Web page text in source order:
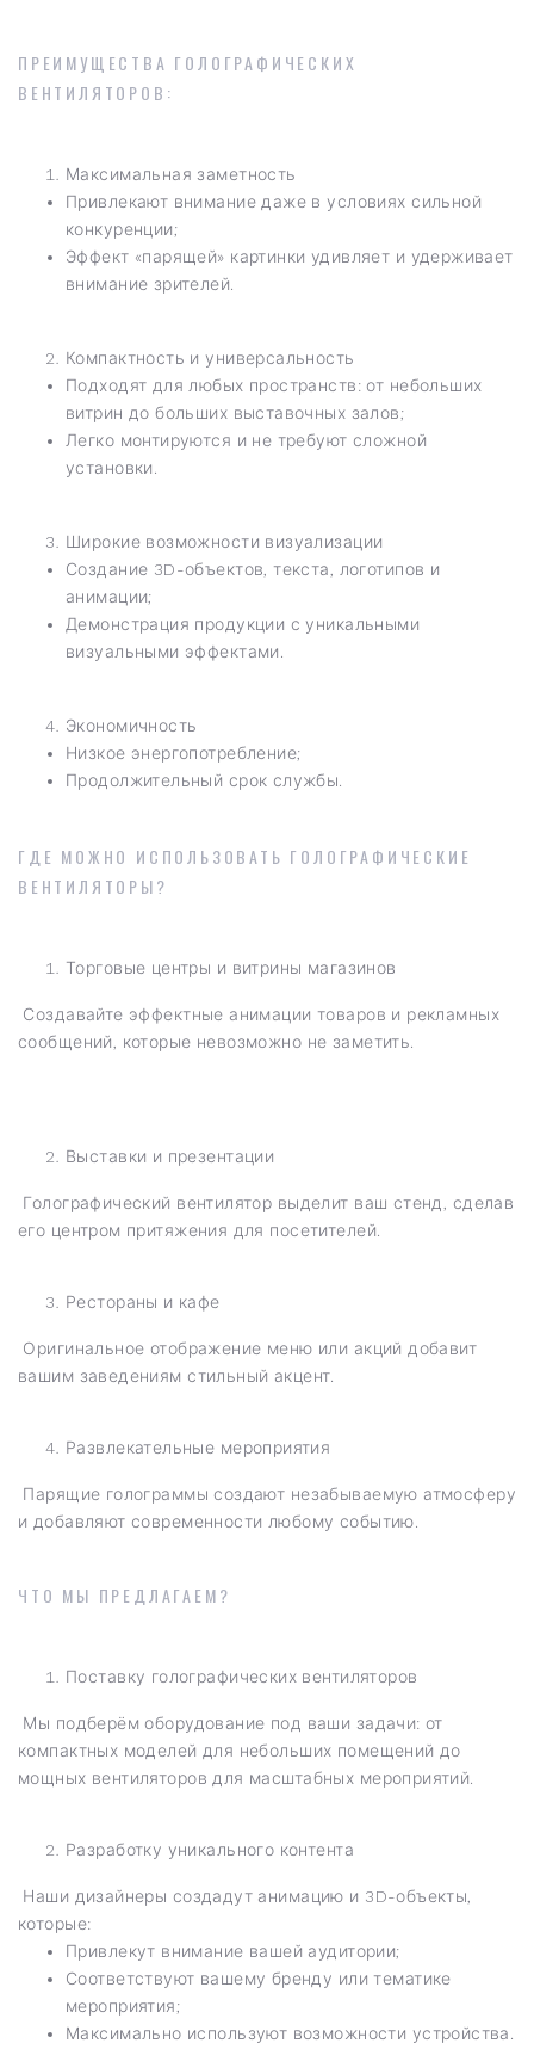
ПРЕИМУЩЕСТВА ГОЛОГРАФИЧЕСКИХ
ВЕНТИЛЯТОРОВ:
Максимальная заметность
Привлекают внимание даже в условиях сильной
конкуренции;
Эффект «парящей» картинки удивляет и удерживает
внимание зрителей.
Компактность и универсальность
Подходят для любых пространств: от небольших
витрин до больших выставочных залов;
Легко монтируются и не требуют сложной
установки.
Широкие возможности визуализации
Создание 3D-объектов, текста, логотипов и
анимации;
Демонстрация продукции с уникальными
визуальными эффектами.
Экономичность
Низкое энергопотребление;
Продолжительный срок службы.
ГДЕ МОЖНО ИСПОЛЬЗОВАТЬ ГОЛОГРАФИЧЕСКИЕ
ВЕНТИЛЯТОРЫ?
Торговые центры и витрины магазинов
Создавайте эффектные анимации товаров и рекламных
сообщений, которые невозможно не заметить.
Выставки и презентации
Голографический вентилятор выделит ваш стенд, сделав
его центром притяжения для посетителей.
Рестораны и кафе
Оригинальное отображение меню или акций добавит
вашим заведениям стильный акцент.
Развлекательные мероприятия
Парящие голограммы создают незабываемую атмосферу
и добавляют современности любому событию.
ЧТО МЫ ПРЕДЛАГАЕМ?
Поставку голографических вентиляторов
Мы подберём оборудование под ваши задачи: от
компактных моделей для небольших помещений до
мощных вентиляторов для масштабных мероприятий.
Разработку уникального контента
Наши дизайнеры создадут анимацию и 3D-объекты,
которые:
Привлекут внимание вашей аудитории;
Соответствуют вашему бренду или тематике
мероприятия;
Максимально используют возможности устройства.